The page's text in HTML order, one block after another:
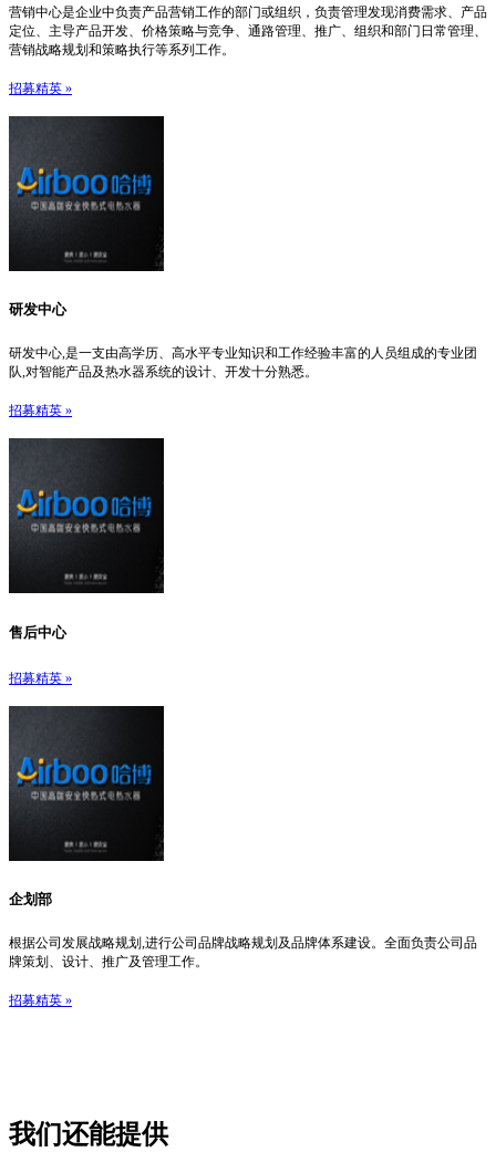
营销中心是企业中负责产品营销工作的部门或组织，负责管理发现消费需求、产品
定位、主导产品开发、价格策略与竞争、通路管理、推广、组织和部门日常管理、
营销战略规划和策略执行等系列工作。
招募精英 »
研发中心
研发中心,是一支由高学历、高水平专业知识和工作经验丰富的人员组成的专业团
队,对智能产品及热水器系统的设计、开发十分熟悉。
招募精英 »
售后中心
招募精英 »
企划部
根据公司发展战略规划,进行公司品牌战略规划及品牌体系建设。全面负责公司品
牌策划、设计、推广及管理工作。
招募精英 »
我们还能提供